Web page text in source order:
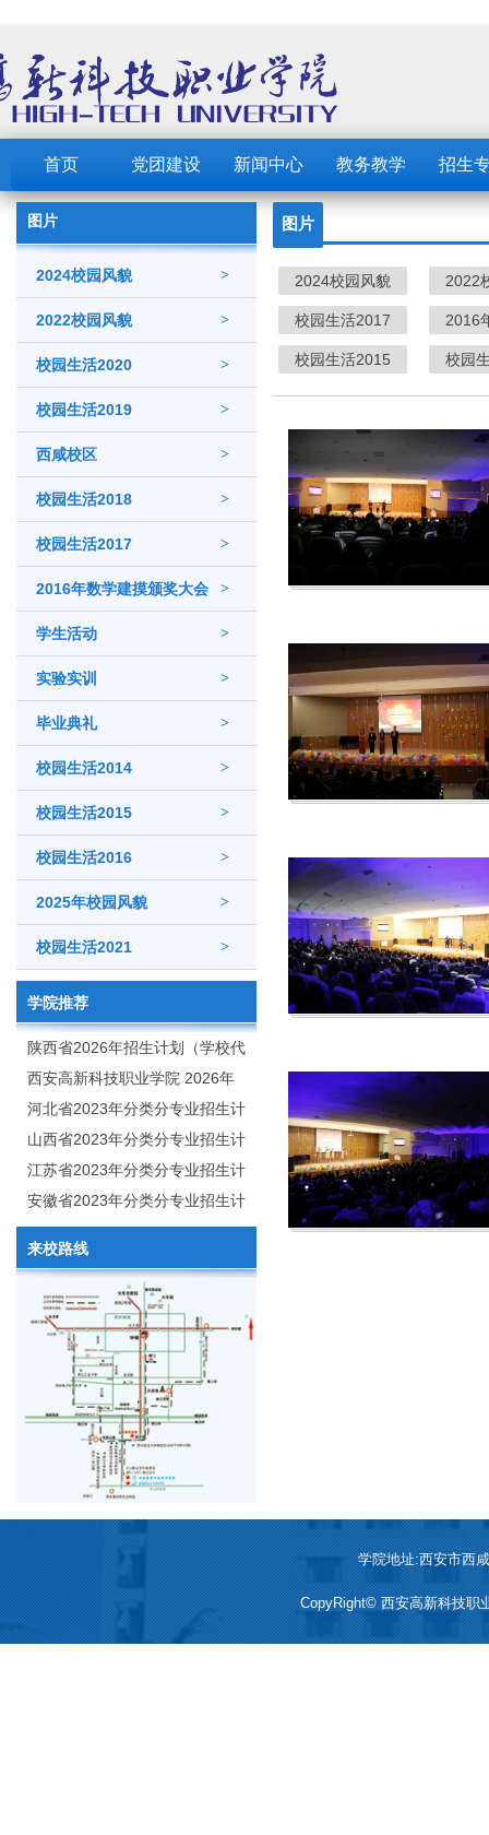
首页 党团建设 新闻中心 教务教学 招生
图片
>
2024校园风貌
>
2022校园风貌
>
校园生活2020
>
校园生活2019
>
西咸校区
>
校园生活2018
>
校园生活2017
>
2016年数学建摸颁奖大会
>
学生活动
>
实验实训
>
毕业典礼
>
校园生活2014
>
校园生活2015
>
校园生活2016
>
2025年校园风貌
>
校园生活2021
学院推荐
陕西省2026年招生计划（学校代
码：8103）
西安高新科技职业学院 2026年
招生章程
河北省2023年分类分专业招生计
划（院校代号：1889）
山西省2023年分类分专业招生计
划（院校代号：5560）
江苏省2023年分类分专业招生计
划（院校代号：8931）
安徽省2023年分类分专业招生计
划（院校代号：2648）
来校路线
图片
2024校园风貌 2022
校园生活2017 2016
校园生活2015 校园
学院地址:西安市西
CopyRight© 西安高新科技职